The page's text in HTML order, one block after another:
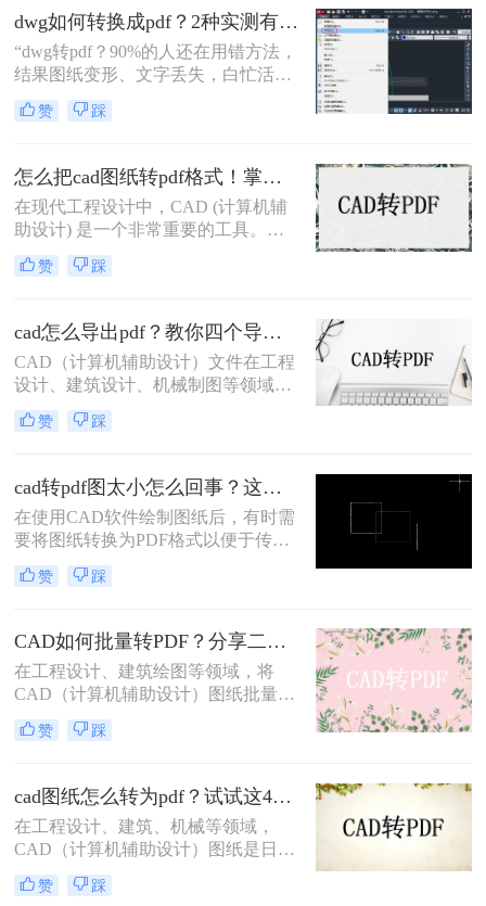
pdf呢？本文将介绍三种将CAD文件
转换为PDF的高效方法。
dwg如何转换成pdf？2种实测有效技巧，精准无损告别格式混乱！
“dwg转pdf？90%的人还在用错方法，
结果图纸变形、文字丢失，白忙活一
整天！”在IT、设计与工程领域，dwg
文件转pdf是职场日常刚需。但你是否
糊、甚至关键标注消失？根据行业调
研，超70%的办公人群因转换工具不
靠谱，每天浪费15分钟以上处理格式
问题。
赞 踩
怎么把cad图纸转pdf格式！掌握这3种方法就可以
在现代工程设计中，CAD (计算机辅
助设计) 是一个非常重要的工具。
CAD软件允许工程师们创建准确且详
细的图纸，以便进行设计和分析。然
转换为PDF格式，以便与他人共享或
打印。现在让我们来探讨一下怎么把
cad图纸转pdf格式。
赞 踩
cad怎么导出pdf？教你四个导出方法！
CAD（计算机辅助设计）文件在工程
设计、建筑设计、机械制图等领域中
扮演着重要角色。有时，我们需要将
这些CAD文件导出为PDF格式，以便
享。那么cad怎么导出pdf呢？本文将
介绍四种将CAD文件导出为PDF的方
法。
赞 踩
cad转pdf图太小怎么回事？这两个方法很不错！
在使用CAD软件绘制图纸后，有时需
要将图纸转换为PDF格式以便于传输
和查看。然而，在转换过程中，有时
会遇到CAD转PDF图太小的问题。这
为您详细分析原因并提供cad转pdf图
太小怎么回事解决方法。
赞 踩
CAD如何批量转PDF？分享二种高效的转换方法！
在工程设计、建筑绘图等领域，将
CAD（计算机辅助设计）图纸批量转
换为PDF（可移植文档格式）是一个
常见且重要的任务。PDF格式不仅具
保护设计文件的完整性和版权。那么
CAD如何批量转PDF呢？本文将介绍
两种将CAD图纸批量转换为PDF的高
效方法。
赞 踩
cad图纸怎么转为pdf？试试这4种实用转换方法！
在工程设计、建筑、机械等领域，
CAD（计算机辅助设计）图纸是日常
工作中不可或缺的重要文件。然而，
为了更方便地分享、存档和打印这些
赞 踩